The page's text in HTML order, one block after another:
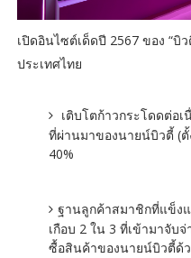
เปิดอินไซต์เด็ดปี 2567 ของ “
ประเทศไทย
เติบโตก้าวกระโดดต่อ
ที่ผ่านมาของนายน์บิวตี้ (ตั้
40%
ฐานลูกค้าสมาชิกที่แข็ง
เกือบ 2 ใน 3 ที่เข้ามาจับ
ซื้อสินค้าของนายน์บิวตี้ด้